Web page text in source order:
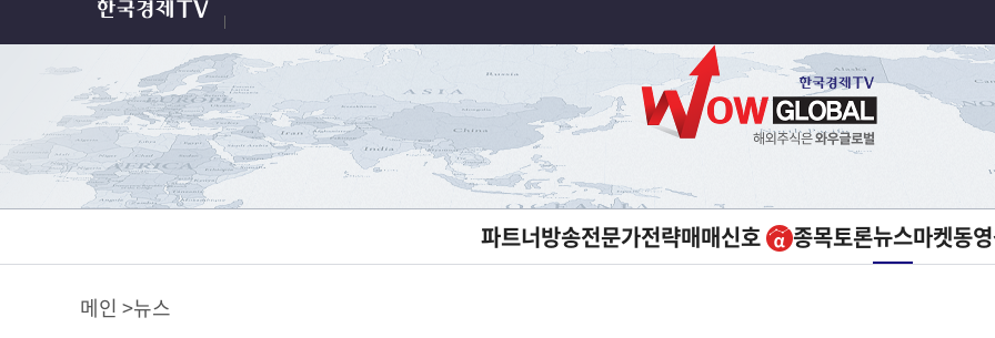
파트너방송전문가전략매매신호 종목토론뉴스마켓동
메인 뉴스